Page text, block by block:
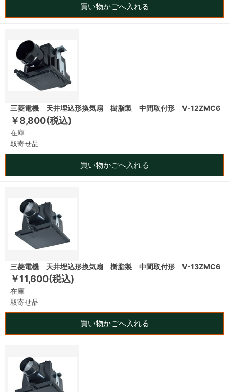
買い物かごへ入れる
三菱電機 天井埋込形換気扇 樹脂製 中間取付形 V-12ZMC6
￥8,800(税込)
在庫
取寄せ品
買い物かごへ入れる
三菱電機 天井埋込形換気扇 樹脂製 中間取付形 V-13ZMC6
￥11,600(税込)
在庫
取寄せ品
買い物かごへ入れる